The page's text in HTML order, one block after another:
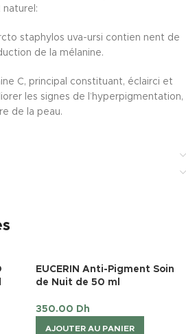
staphylos uva-ursi contien nent de
de la mélanine.
C, principal constituant, éclairci et
les signes de l’hyperpigmentation,
de la peau.
EUCERIN Anti-Pigment Soin
de Nuit de 50 ml
350.00 Dh
AJOUTER AU PANIER